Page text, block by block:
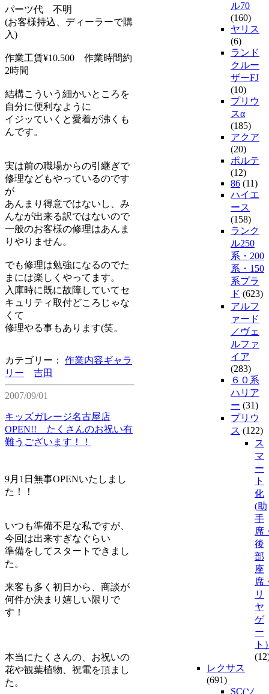
パーツ代 不明
(お客様持込、ディーラーで購
入)
作業工賃¥10.500 作業時間約
2時間
結構こういう細かいところを
自分に便利なように
イジッていくと愛着が沸くも
んです。
実は前の職場からの引継ぎで
修理などもやっているのです
が
あんまり得意ではないし、み
んなが出来る訳ではないので
一般のお客様の修理はあんま
りやりません。
でも修理は勉強になるのでた
まには楽しくやってます。
入庫時に既に故障していてセ
キュリティ取付どころじゃな
くて
修理やる事もあります(笑。
カテゴリー：
作業内容ギャラ
リー
吉田
2007/09/01
キッズガレージ名古屋店
OPEN!! たくさんのお祝い有
難うございます！！
9月1日無事OPENいたしまし
た！！
いつも準備不足な私ですが、
今回は出来すぎなぐらい
準備をしてスタートできまし
た。
来客も多く初日から、商談が
何件か決まり嬉しい限りで
す！
本当にたくさんの、お祝いの
花や観葉植物、祝電を頂まし
た。
ル70
(160)
ヤリス
(6)
ランド
クルー
ザーFJ
(10)
プリウ
スα
(185)
アクア
(20)
ポルテ
(12)
86 (11)
ハイエ
ース
(158)
ランク
ル250
系・200
系・150
系プラ
ド (623)
アルフ
ァード
／ヴェ
ルファ
イア
(283)
６０系
ハリア
ー (31)
プリウ
ス (122)
ス
マ
ー
ト
化
(助
手
席
後
部
座
席
リ
ヤ
ゲ
ー
ト
レクサス
(691)
SC(ソ